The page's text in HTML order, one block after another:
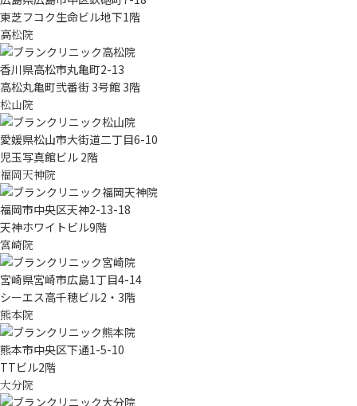
東芝フコク生命ビル地下1階
高松院
香川県高松市丸亀町2-13
高松丸亀町弐番街 3号館 3階
松山院
愛媛県松山市大街道二丁目6-10
児玉写真館ビル 2階
福岡天神院
福岡市中央区天神2-13-18
天神ホワイトビル9階
宮崎院
宮崎県宮崎市広島1丁目4-14
シーエス高千穂ビル2・3階
熊本院
熊本市中央区下通1-5-10
TTビル2階
大分院